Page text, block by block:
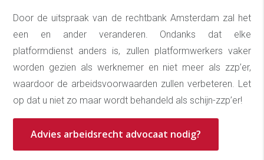
Door de uitspraak van de rechtbank Amsterdam zal het
een en ander veranderen. Ondanks dat elke
platformdienst anders is, zullen platformwerkers vaker
worden gezien als werknemer en niet meer als zzp’er,
waardoor de arbeidsvoorwaarden zullen verbeteren. Let
op dat u niet zo maar wordt behandeld als schijn-zzp’er!
Advies arbeidsrecht advocaat nodig?